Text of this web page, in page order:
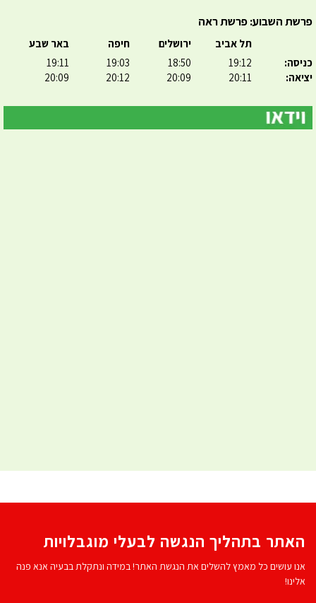
פרשת השבוע: פרשת ראה
כניסה:
יציאה:
תל אביב
19:12
20:11
ירושלים
18:50
20:09
חיפה
19:03
20:12
באר שבע
19:11
20:09
האתר בתהליך הנגשה לבעלי מוגבלויות
אנו עושים כל מאמץ להשלים את הנגשת האתר! במידה ונתקלת בבעיה אנא פנה
אלינו!